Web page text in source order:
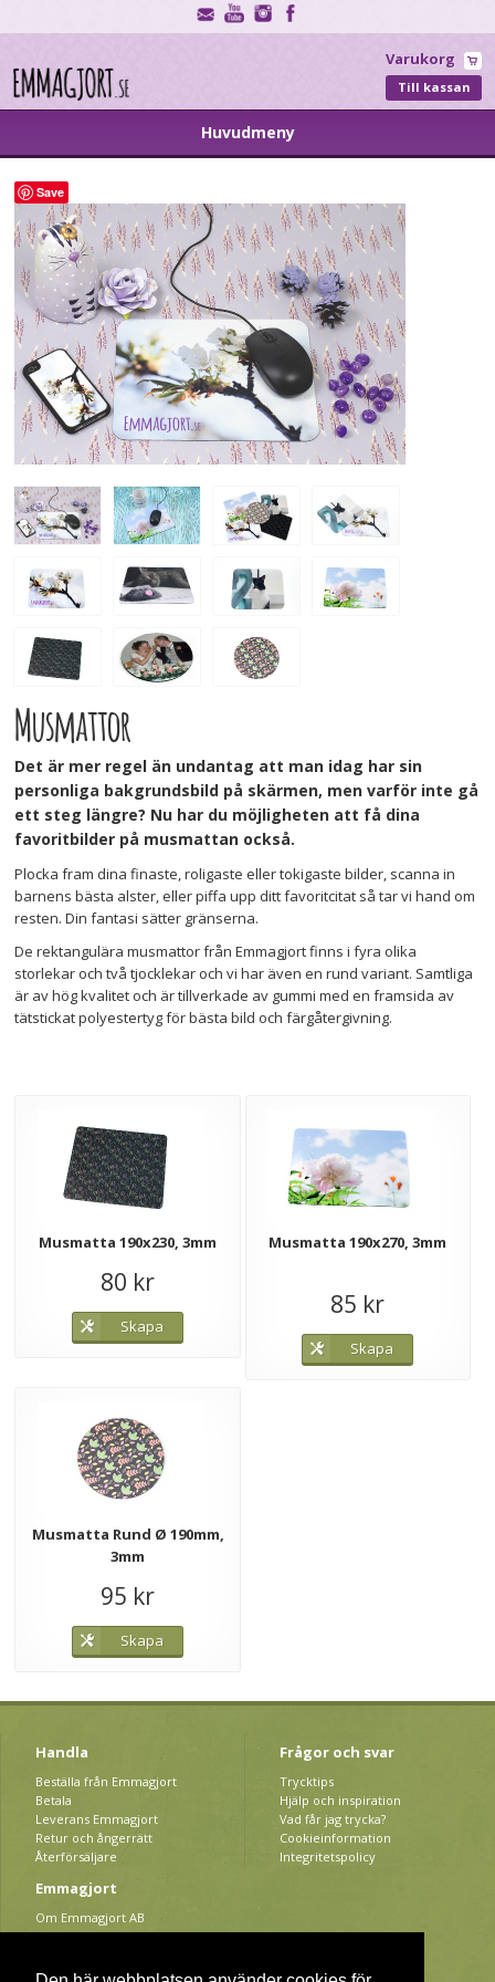
Varukorg
Till kassan
Huvudmeny
Save
Musmattor
Det är mer regel än undantag att man idag har sin
personliga bakgrundsbild på skärmen, men varför inte gå
ett steg längre? Nu har du möjligheten att få dina
favoritbilder på musmattan också.
Plocka fram dina finaste, roligaste eller tokigaste bilder, scanna in
barnens bästa alster, eller piffa upp ditt favoritcitat så tar vi hand om
resten. Din fantasi sätter gränserna.
De rektangulära musmattor från Emmagjort finns i fyra olika
storlekar och två tjocklekar och vi har även en rund variant. Samtliga
är av hög kvalitet och är tillverkade av gummi med en framsida av
tätstickat polyestertyg för bästa bild och färgåtergivning.
Musmatta 190x230, 3mm
80 kr
Skapa
Musmatta 190x270, 3mm
85 kr
Skapa
Musmatta Rund Ø 190mm,
3mm
95 kr
Skapa
Handla
Beställa från Emmagjort
Betala
Leverans Emmagjort
Retur och ångerrätt
Återförsäljare
Frågor och svar
Trycktips
Hjälp och inspiration
Vad får jag trycka?
Cookieinformation
Integritetspolicy
Emmagjort
Om Emmagjort AB
Kontakta Emmagjort AB
Press